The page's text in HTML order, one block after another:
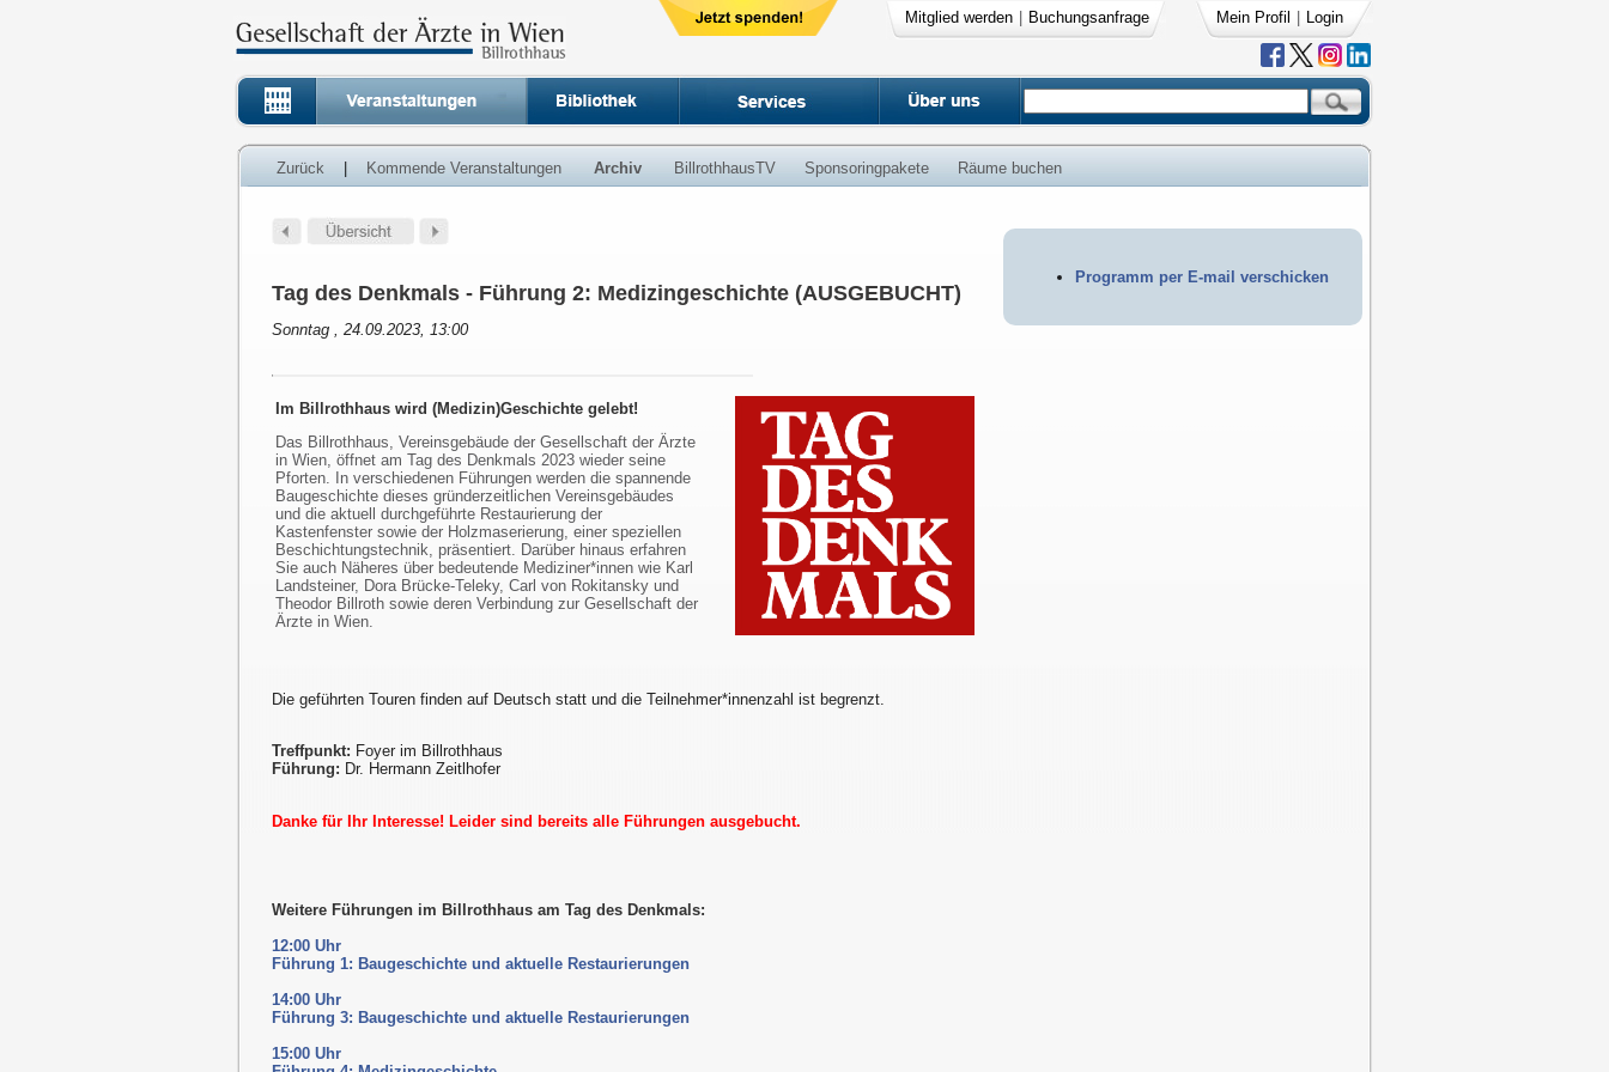
Mitglied werden Buchungsanfrage Mein Profil Login
Zurück Kommende Veranstaltungen Archiv BillrothhausTV Sponsoringpakete Räume buchen
Programm per E-mail verschicken
Tag des Denkmals - Führung 2: Medizingeschichte (AUSGEBUCHT)
Sonntag , 24.09.2023, 13:00
Im Billrothhaus wird (Medizin)Geschichte gelebt!
Das Billrothhaus, Vereinsgebäude der Gesellschaft der Ärzte
in Wien, öffnet am Tag des Denkmals 2023 wieder seine
Pforten. In verschiedenen Führungen werden die spannende
Baugeschichte dieses gründerzeitlichen Vereinsgebäudes
und die aktuell durchgeführte Restaurierung der
Kastenfenster sowie der Holzmaserierung, einer speziellen
Beschichtungstechnik, präsentiert. Darüber hinaus erfahren
Sie auch Näheres über bedeutende Mediziner*innen wie Karl
Landsteiner, Dora Brücke-Teleky, Carl von Rokitansky und
Theodor Billroth sowie deren Verbindung zur Gesellschaft der
Ärzte in Wien.
Die geführten Touren finden auf Deutsch statt und die Teilnehmer*innenzahl ist begrenzt.
Treffpunkt: Foyer im Billrothhaus
Führung: Dr. Hermann Zeitlhofer
Danke für Ihr Interesse! Leider sind bereits alle Führungen ausgebucht.
Weitere Führungen im Billrothhaus am Tag des Denkmals:
12:00 Uhr
Führung 1: Baugeschichte und aktuelle Restaurierungen
14:00 Uhr
Führung 3: Baugeschichte und aktuelle Restaurierungen
15:00 Uhr